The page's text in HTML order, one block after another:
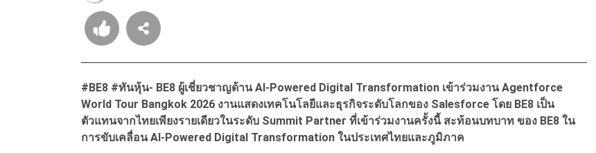
#BE8 #ทันหุ้น- BE8 ผู้เชี่ยวชาญด้าน AI-Powered Digital Transformation เข้าร่วมงาน Agentforce
World Tour Bangkok 2026 งานแสดงเทคโนโลยีและธุรกิจระดับโลกของ Salesforce โดย BE8 เป็น
ตัวแทนจากไทยเพียงรายเดียวในระดับ Summit Partner ที่เข้าร่วมงานครั้งนี้ สะท้อนบทบาท ของ BE8 ใน
การขับเคลื่อน AI-Powered Digital Transformation ในประเทศไทยและภูมิภาค